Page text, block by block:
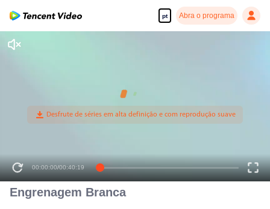
pt Abra o programa
00:00:00/00:40:19
Engrenagem Branca